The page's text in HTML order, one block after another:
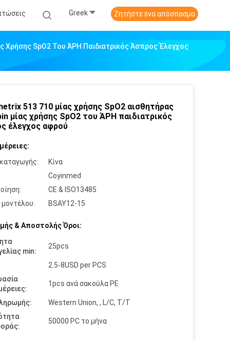
Greek Ζητήστε ένα απόσπασμα
Χρήσης SpO2 Του ΆΡΗ Παιδιατρικός Άσπρος Έλεγχος
513 710 μίας χρήσης SpO2 αισθητήρας
μίας χρήσης SpO2 του ΆΡΗ παιδιατρικός
έλεγχος αφρού
Κίνα
Coyinmed
CE & ISO13485
BSAY12-15
& Αποστολής Όροι:
min:
25pcs
2.5-8USD per PCS
1pcs ανά σακούλα PE
Western Union, , L/C, T/T
50000 PC το μήνα